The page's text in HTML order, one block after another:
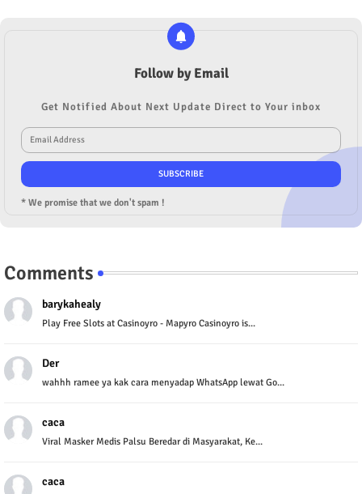
Follow by Email
Get Notified About Next Update Direct to Your inbox
* We promise that we don't spam !
Comments
barykahealy
Play Free Slots at Casinoyro - Mapyro Casinoyro is...
Der
wahhh ramee ya kak cara menyadap WhatsApp lewat Go...
caca
Viral Masker Medis Palsu Beredar di Masyarakat, Ke...
caca